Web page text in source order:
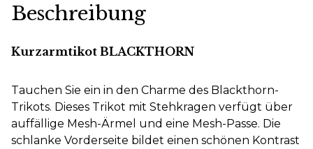
Beschreibung
Kurzarmtikot BLACKTHORN
Tauchen Sie ein in den Charme des Blackthorn-
Trikots. Dieses Trikot mit Stehkragen verfügt über
auffällige Mesh-Ärmel und eine Mesh-Passe. Die
schlanke Vorderseite bildet einen schönen Kontrast